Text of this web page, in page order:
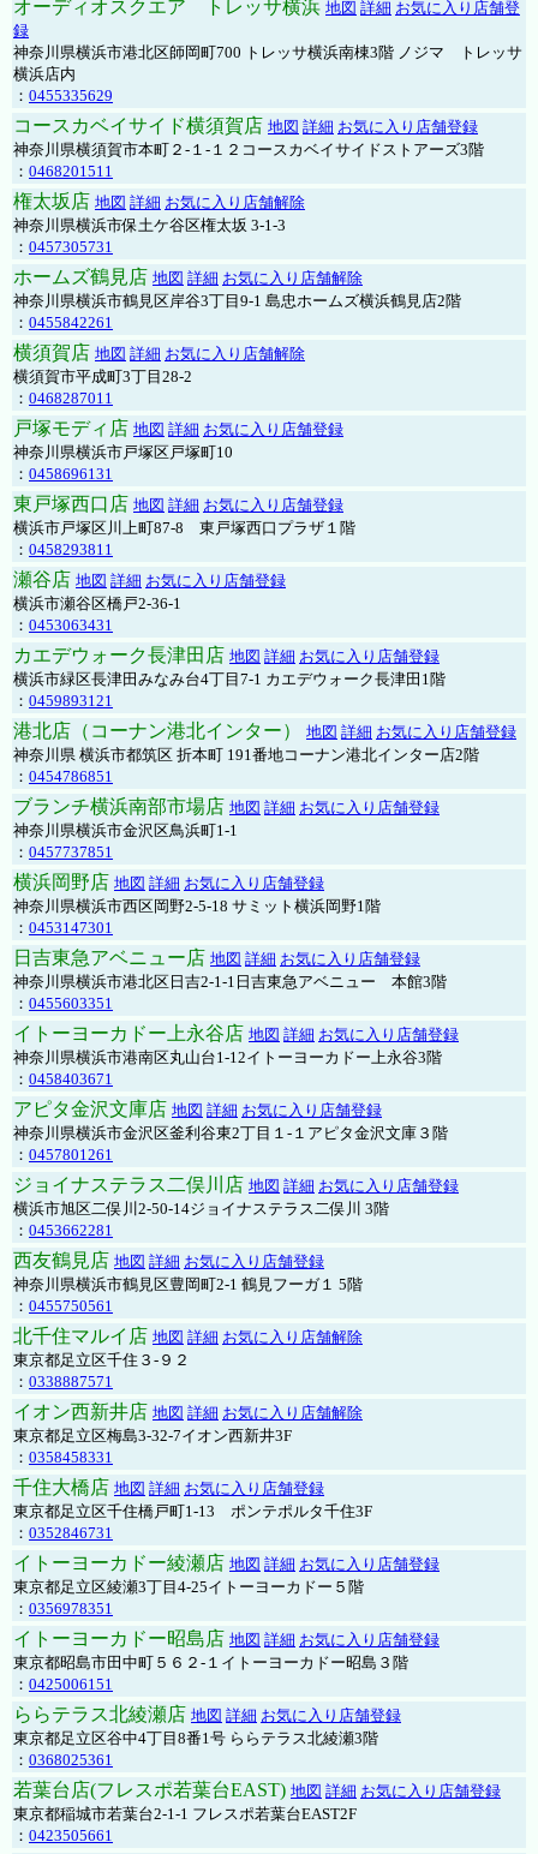
オーディオスクエア トレッサ横浜 地図 詳細 お気に入り店舗登
録
神奈川県横浜市港北区師岡町700 トレッサ横浜南棟3階 ノジマ トレッサ
横浜店内
： 0455335629
コースカベイサイド横須賀店 地図 詳細 お気に入り店舗登録
神奈川県横須賀市本町２-１-１２コースカベイサイドストアーズ3階
： 0468201511
権太坂店 地図 詳細 お気に入り店舗解除
神奈川県横浜市保土ケ谷区権太坂 3-1-3
： 0457305731
ホームズ鶴見店 地図 詳細 お気に入り店舗解除
神奈川県横浜市鶴見区岸谷3丁目9-1 島忠ホームズ横浜鶴見店2階
： 0455842261
横須賀店 地図 詳細 お気に入り店舗解除
横須賀市平成町3丁目28-2
： 0468287011
戸塚モディ店 地図 詳細 お気に入り店舗登録
神奈川県横浜市戸塚区戸塚町10
： 0458696131
東戸塚西口店 地図 詳細 お気に入り店舗登録
横浜市戸塚区川上町87-8 東戸塚西口プラザ１階
： 0458293811
瀬谷店 地図 詳細 お気に入り店舗登録
横浜市瀬谷区橋戸2-36-1
： 0453063431
カエデウォーク長津田店 地図 詳細 お気に入り店舗登録
横浜市緑区長津田みなみ台4丁目7-1 カエデウォーク長津田1階
： 0459893121
港北店（コーナン港北インター） 地図 詳細 お気に入り店舗登録
神奈川県 横浜市都筑区 折本町 191番地コーナン港北インター店2階
： 0454786851
ブランチ横浜南部市場店 地図 詳細 お気に入り店舗登録
神奈川県横浜市金沢区鳥浜町1-1
： 0457737851
横浜岡野店 地図 詳細 お気に入り店舗登録
神奈川県横浜市西区岡野2-5-18 サミット横浜岡野1階
： 0453147301
日吉東急アベニュー店 地図 詳細 お気に入り店舗登録
神奈川県横浜市港北区日吉2-1-1日吉東急アベニュー 本館3階
： 0455603351
イトーヨーカドー上永谷店 地図 詳細 お気に入り店舗登録
神奈川県横浜市港南区丸山台1-12イトーヨーカドー上永谷3階
： 0458403671
アピタ金沢文庫店 地図 詳細 お気に入り店舗登録
神奈川県横浜市金沢区釜利谷東2丁目１-１アピタ金沢文庫３階
： 0457801261
ジョイナステラス二俣川店 地図 詳細 お気に入り店舗登録
横浜市旭区二俣川2-50-14ジョイナステラス二俣川 3階
： 0453662281
西友鶴見店 地図 詳細 お気に入り店舗登録
神奈川県横浜市鶴見区豊岡町2-1 鶴見フーガ１ 5階
： 0455750561
北千住マルイ店 地図 詳細 お気に入り店舗解除
東京都足立区千住３-９２
： 0338887571
イオン西新井店 地図 詳細 お気に入り店舗解除
東京都足立区梅島3-32-7イオン西新井3F
： 0358458331
千住大橋店 地図 詳細 お気に入り店舗登録
東京都足立区千住橋戸町1-13 ポンテポルタ千住3F
： 0352846731
イトーヨーカドー綾瀬店 地図 詳細 お気に入り店舗登録
東京都足立区綾瀬3丁目4-25イトーヨーカドー５階
： 0356978351
イトーヨーカドー昭島店 地図 詳細 お気に入り店舗登録
東京都昭島市田中町５６２-１イトーヨーカドー昭島３階
： 0425006151
ららテラス北綾瀬店 地図 詳細 お気に入り店舗登録
東京都足立区谷中4丁目8番1号 ららテラス北綾瀬3階
： 0368025361
若葉台店(フレスポ若葉台EAST) 地図 詳細 お気に入り店舗登録
東京都稲城市若葉台2-1-1 フレスポ若葉台EAST2F
： 0423505661